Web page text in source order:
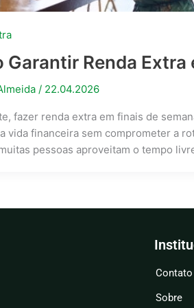
Garantir Renda Extra
/ 22.04.2026
fazer renda extra em finais de
vida financeira sem comprometer a
pessoas aproveitam o tempo
Contato
Sobre